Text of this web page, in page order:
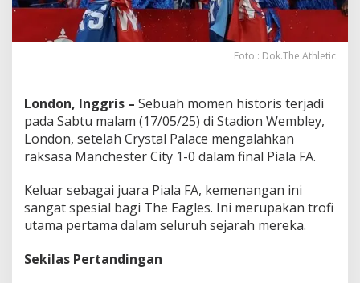
Foto : Dok.The Athletic
London, Inggris – Sebuah momen historis terjadi
pada Sabtu malam (17/05/25) di Stadion Wembley,
London, setelah Crystal Palace mengalahkan
raksasa Manchester City 1-0 dalam final Piala FA.
Keluar sebagai juara Piala FA, kemenangan ini
sangat spesial bagi The Eagles. Ini merupakan trofi
utama pertama dalam seluruh sejarah mereka.
Sekilas Pertandingan